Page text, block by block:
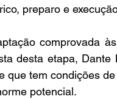
preparo e
comprovada
desta etapa, Dante
que tem condições
potencial.